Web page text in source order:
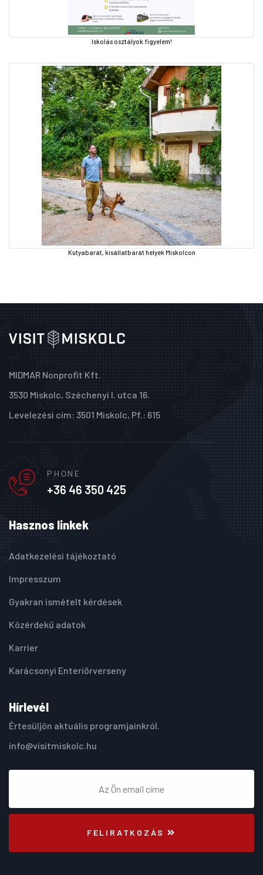
Iskolás osztályok figyelem!
Kutyabarát, kisállatbarát helyek Miskolcon
MIDMAR Nonprofit Kft.
3530 Miskolc, Széchenyi I. utca 16.
Levelezési cím: 3501 Miskolc, Pf.: 615
PHONE
+36 46 350 425
Hasznos linkek
Adatkezelési tájékoztató
Impresszum
Gyakran ismételt kérdések
Közérdekű adatok
Karrier
Karácsonyi Enteriőrverseny
Hírlevél
Értesüljön aktuális programjainkról.
info@visitmiskolc.hu
FELIRATKOZÁS